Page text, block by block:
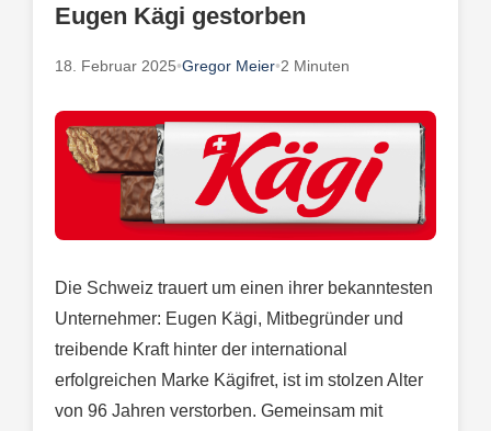
Eugen Kägi gestorben
18. Februar 2025•Gregor Meier•2 Minuten
Die Schweiz trauert um einen ihrer bekanntesten
Unternehmer: Eugen Kägi, Mitbegründer und
treibende Kraft hinter der international
erfolgreichen Marke Kägifret, ist im stolzen Alter
von 96 Jahren verstorben. Gemeinsam mit